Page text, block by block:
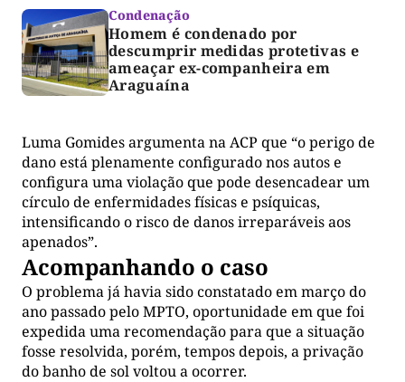
Condenação
Homem é condenado por
descumprir medidas protetivas e
ameaçar ex-companheira em
Araguaína
Luma Gomides argumenta na ACP que “o perigo de
dano está plenamente configurado nos autos e
configura uma violação que pode desencadear um
círculo de enfermidades físicas e psíquicas,
intensificando o risco de danos irreparáveis aos
apenados”.
Acompanhando o caso
O problema já havia sido constatado em março do
ano passado pelo MPTO, oportunidade em que foi
expedida uma recomendação para que a situação
fosse resolvida, porém, tempos depois, a privação
do banho de sol voltou a ocorrer.